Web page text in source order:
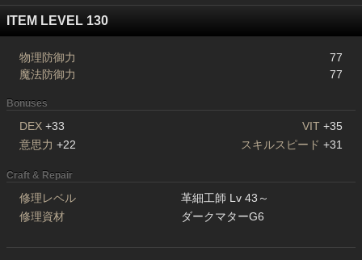
ITEM LEVEL 130
物理防御力
77
魔法防御力
77
Bonuses
DEX +33 VIT +35
意思力 +22 スキルスピード +31
Craft & Repair
修理レベル
革細工師 Lv 43～
修理資材
ダークマターG6